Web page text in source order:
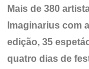
Mais de 380
Imaginarius com
edição, 35
quatro dias de